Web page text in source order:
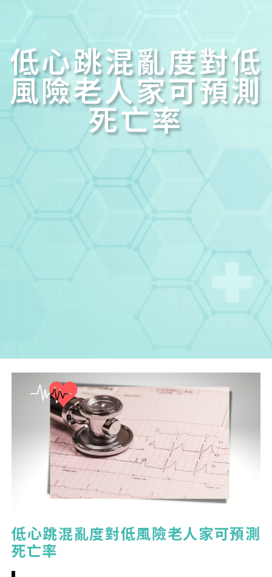
低心跳混亂度對低
風險老人家可預測
死亡率
低心跳混亂度對低風險老人家可預測
死亡率
您好，您的會員申請，已成功送出，經本協會理事
會審核通過後即通知您進行繳費，繳費資訊如下